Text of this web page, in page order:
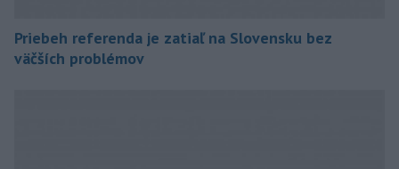
Priebeh referenda je zatiaľ na Slovensku bez
väčších problémov